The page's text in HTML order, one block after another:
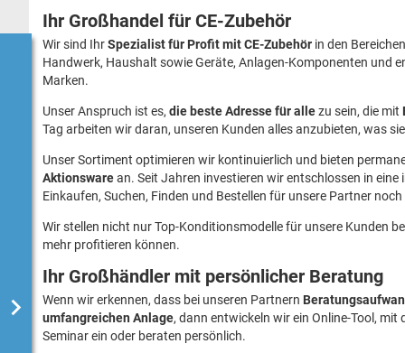
Ihr Großhandel für CE-Zubehör
Wir sind IhrSpezialist für Profit mit CE-Zubehörin den
Handwerk, Haushalt sowie Geräte, Anlagen-Komponenten und
Marken.
Unser Anspruch ist es, die beste Adresse für allezu sein, die mit
Tag arbeiten wir daran, unseren Kunden alles anzubieten, was
Unser Sortiment optimieren wir kontinuierlich und bieten
Aktionswarean. Seit Jahren investieren wir entschlossen in eine
Einkaufen, Suchen, Finden und Bestellen für unsere Partner
Wir stellen nicht nur Top-Konditionsmodelle für unsere Kunden
mehr profitieren können.
Ihr Großhändler mit persönlicher Beratung
Wenn wir erkennen, dass bei unseren Partnern
umfangreichen Anlage, dann entwickeln wir ein Online-Tool,
Seminar ein oder beraten persönlich.
